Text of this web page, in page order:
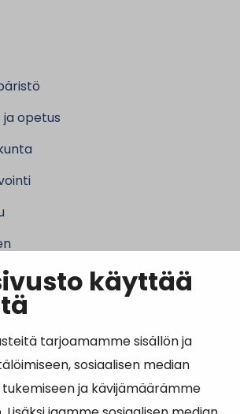
käyttää
tarjoamamme sisällön ja
sosiaalisen median
tukemiseen ja kävijämäärämme
opetus
viranhaltijapäätökset ja